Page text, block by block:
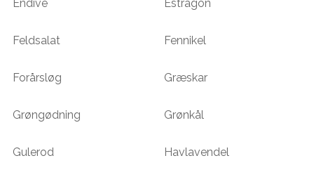
Endive Estragon
Feldsalat Fennikel
Forårsløg Græskar
Grøngødning Grønkål
Gulerod Havlavendel